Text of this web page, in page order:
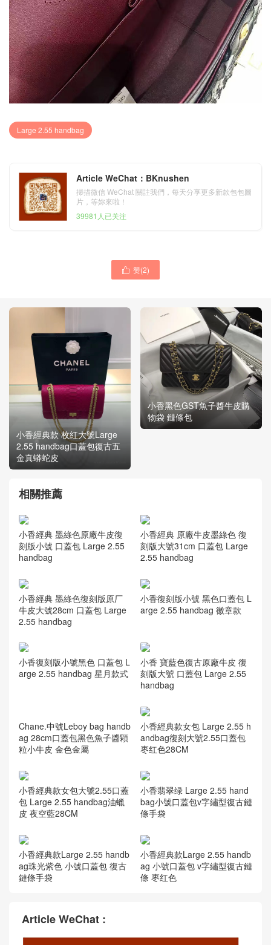
Large 2.55 handbag
Article WeChat：BKnushen
掃描微信 WeChat 關註我們，每天分享更多新款包包圖
片，等妳來啦！
39981人已关注
 赞(2)
小香經典款 枚紅大號Large
2.55 handbag口蓋包復古五
金真蟒蛇皮
小香黑色GST魚子醬牛皮購
物袋 鏈條包
相關推薦
小香經典 墨綠色原廠牛皮復
刻版小號 口蓋包 Large 2.55
handbag
小香經典 原廠牛皮墨綠色 復
刻版大號31cm 口蓋包 Large
2.55 handbag
小香經典 墨綠色復刻版原厂
牛皮大號28cm 口蓋包 Large
2.55 handbag
小香復刻版小號 黑色口蓋包 L
arge 2.55 handbag 徽章款
小香復刻版小號黑色 口蓋包 L
arge 2.55 handbag 星月款式
小香 寶藍色復古原廠牛皮 復
刻版大號 口蓋包 Large 2.55
handbag
Chane.中號Leboy bag handb
ag 28cm口蓋包黑色魚子醬顆
小香經典款女包 Large 2.55 h
andbag復刻大號2.55口蓋包
枣红色28CM
包 Large 2.55 handbag油蠟
bag小號口蓋包v字繡型復古鏈